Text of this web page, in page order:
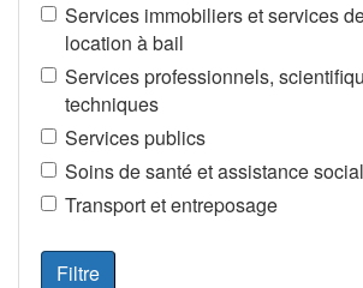
Services immobiliers et services
location à bail
Services professionnels,
techniques
Services publics
Soins de santé et assistance
Transport et entreposage